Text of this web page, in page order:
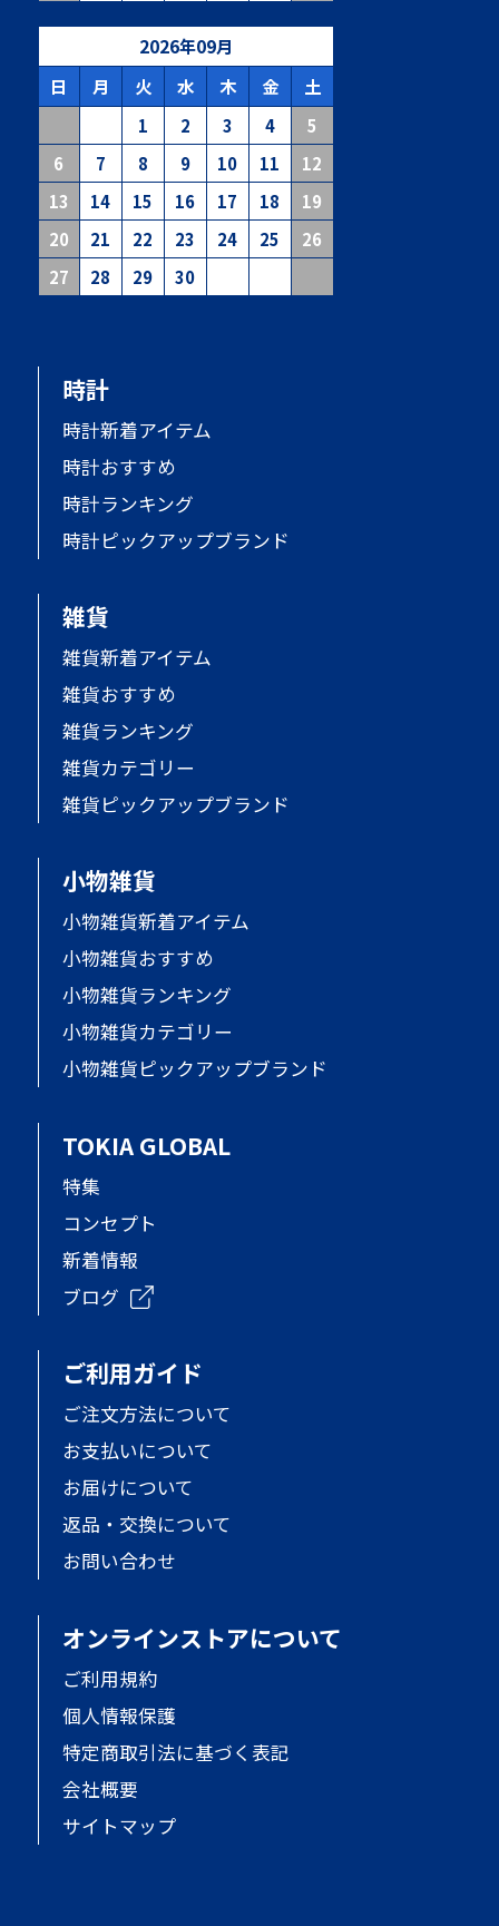
2026年09月
日
月 火 水 木 金 土
1 2 3 4
5
6
7 8 9 10 11
12
13
14 15 16 17 18
19
20
21 22 23 24 25
26
27
28 29 30
時計
時計新着アイテム
時計おすすめ
時計ランキング
時計ピックアップブランド
雑貨
雑貨新着アイテム
雑貨おすすめ
雑貨ランキング
雑貨カテゴリー
雑貨ピックアップブランド
小物雑貨
小物雑貨新着アイテム
小物雑貨おすすめ
小物雑貨ランキング
小物雑貨カテゴリー
小物雑貨ピックアップブランド
TOKIA GLOBAL
特集
コンセプト
新着情報
ブログ
ご利用ガイド
ご注文方法について
お支払いについて
お届けについて
返品・交換について
お問い合わせ
オンラインストアについて
ご利用規約
個人情報保護
特定商取引法に基づく表記
会社概要
サイトマップ